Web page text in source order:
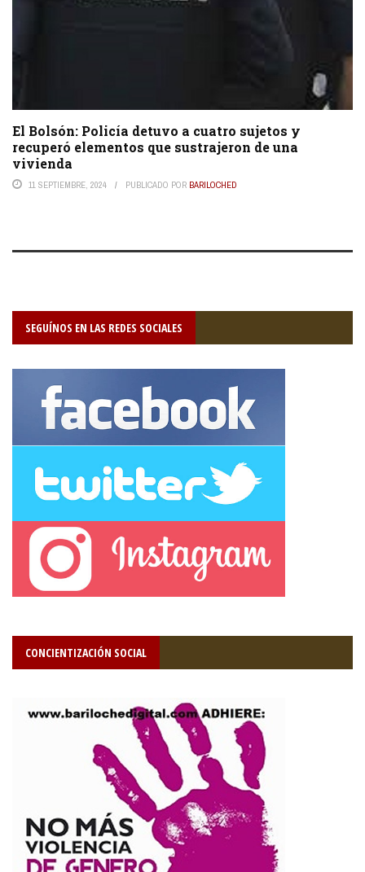
El Bolsón: Policía detuvo a cuatro sujetos y
recuperó elementos que sustrajeron de una
vivienda
11 SEPTIEMBRE, 2024 PUBLICADO POR BARILOCHED
SEGUÍNOS EN LAS REDES SOCIALES
CONCIENTIZACIÓN SOCIAL